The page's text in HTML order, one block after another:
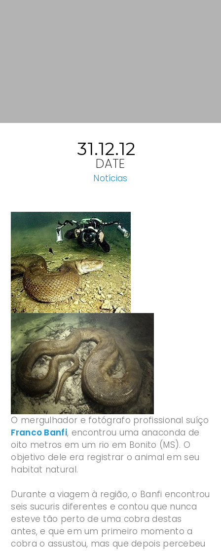
31.12.12
DATE
Notícias
O mergulhador e fotógrafo profissional suíço
Franco Banfi, encontrou uma anaconda de
oito metros em um rio em Bonito (MS). O
objetivo dele era registrar o animal em seu
habitat natural.
Durante a viagem à região, o Banfi encontrou
seis sucuris diferentes e contou que nunca
esteve tão perto de uma cobra destas
antes, e que em um primeiro momento a
cobra o assustou, mas que depois percebeu